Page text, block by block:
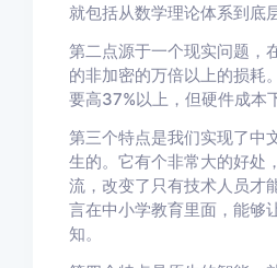
就包括从数学理论体系到底
第二点源于一个现实问题，
的非加密的万倍以上的损耗
要高37%以上，但硬件成本
第三个特点是我们实现了中
生的。它有个非常大的好处
流，改变了只有技术人员才
言在中小学教育里面，能够
知。